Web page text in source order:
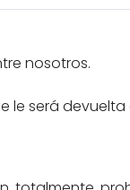
nosotros.
le será devuelta